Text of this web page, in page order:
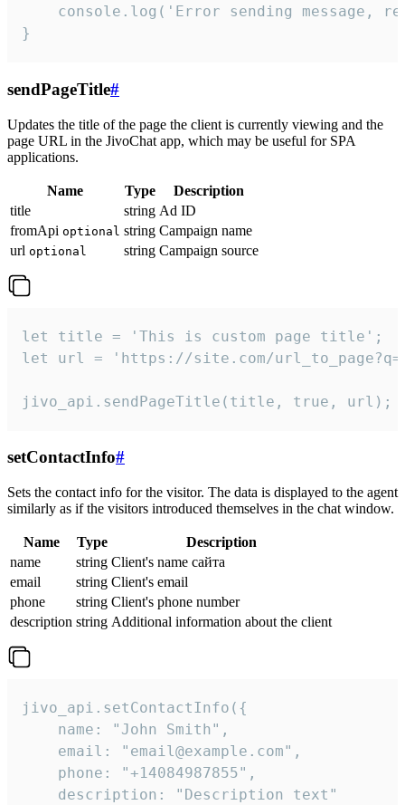
console.log('Error sending message,
}
sendPageTitle#
Updates the title of the page the client is currently viewing and the
page URL in the JivoChat app, which may be useful for SPA
applications.
Name Type
Description
title
string Ad ID
fromApi optional string Campaign name
url optional string Campaign source
let title = 'This is custom page title';
let url = 'https://site.com/
jivo_api.sendPageTitle(title, true, url);
setContactInfo#
Sets the contact info for the visitor. The data is displayed to the agent
similarly as if the visitors introduced themselves in the chat window.
Name Type
Description
name
string Client's name сайта
email
string Client's email
phone
string Client's phone number
description string Additional information about the client
jivo_api.setContactInfo({
    name: "John Smith",
    email: "email@example.com",
    phone: "+14084987855",
    description: "Description text"